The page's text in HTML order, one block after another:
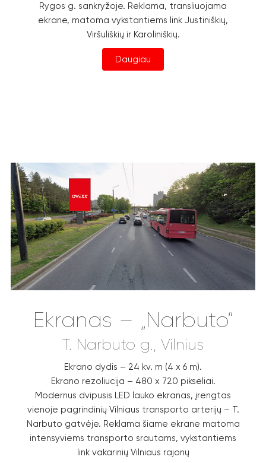
Rygos g. sankryžoje. Reklama, transliuojama
ekrane, matoma vykstantiems link Justiniškių,
Viršuliškių ir Karoliniškių.
Daugiau
Ekranas – „Narbuto“
T. Narbuto g., Vilnius
Ekrano dydis – 24 kv. m (4 x 6 m).
Ekrano rezoliucija – 480 x 720 pikseliai.
Modernus dvipusis LED lauko ekranas, įrengtas
vienoje pagrindinių Vilniaus transporto arterijų – T.
Narbuto gatvėje. Reklama šiame ekrane matoma
intensyviems transporto srautams, vykstantiems
link vakarinių Vilniaus rajonų